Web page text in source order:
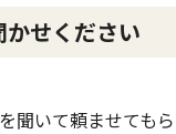
せください
聞いて頼ませても